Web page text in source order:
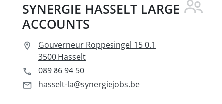
SYNERGIE HASSELT LARGE
ACCOUNTS
Gouverneur Roppesingel 15 0.1
3500 Hasselt
089 86 94 50
hasselt-la@synergiejobs.be